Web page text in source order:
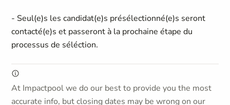
- Seul(e)s les candidat(e)s présélectionné(e)s seront
contacté(e)s et passeront à la prochaine étape du
processus de séléction.
At Impactpool we do our best to provide you the most
accurate info, but closing dates may be wrong on our